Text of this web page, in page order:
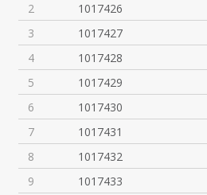
2 1017426
3 1017427
4 1017428
5 1017429
6 1017430
7 1017431
8 1017432
9 1017433